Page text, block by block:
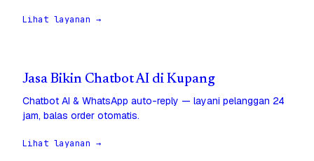
Lihat layanan →
Jasa Bikin Chatbot AI di Kupang
Chatbot AI & WhatsApp auto-reply — layani pelanggan 24
jam, balas order otomatis.
Lihat layanan →